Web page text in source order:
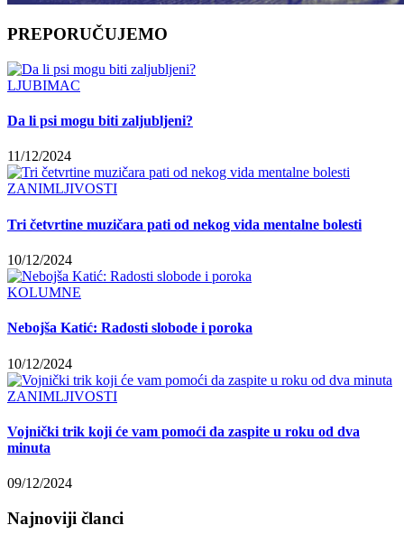
PREPORUČUJEMO
LJUBIMAC
Da li psi mogu biti zaljubljeni?
11/12/2024
ZANIMLJIVOSTI
Tri četvrtine muzičara pati od nekog vida mentalne bolesti
10/12/2024
KOLUMNE
Nebojša Katić: Radosti slobode i poroka
10/12/2024
ZANIMLJIVOSTI
Vojnički trik koji će vam pomoći da zaspite u roku od dva
minuta
09/12/2024
Najnoviji članci